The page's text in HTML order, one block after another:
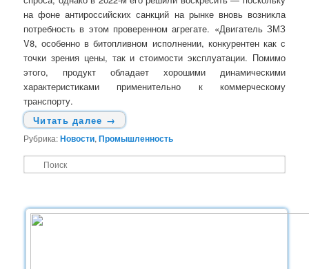
на фоне антироссийских санкций на рынке вновь возникла
потребность в этом проверенном агрегате. «Двигатель ЗМЗ
V8, особенно в битопливном исполнении, конкурентен как с
точки зрения цены, так и стоимости эксплуатации. Помимо
этого, продукт обладает хорошими динамическими
характеристиками применительно к коммерческому
транспорту.
Читать далее →
Рубрика:Новости,Промышленность
о
к